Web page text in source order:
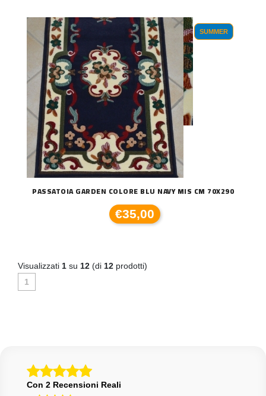
SUMMER
PASSATOIA GARDEN COLORE BLU NAVY MIS CM 70X290
€35,00
Visualizzati 1 su 12 (di 12 prodotti)
1
Con 2 Recensioni Reali